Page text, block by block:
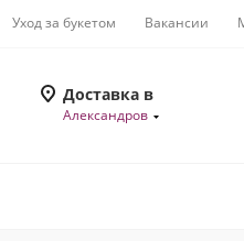
Уход за букетом Вакансии
Доставка в
Александров